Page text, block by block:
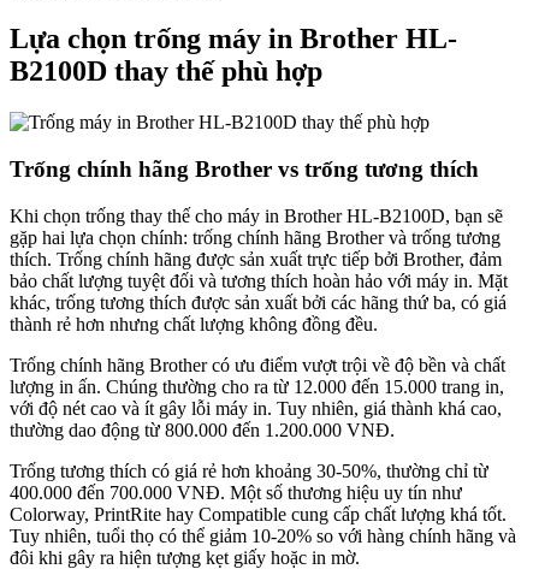
Lựa chọn trống máy in Brother HL-
B2100D thay thế phù hợp
Trống chính hãng Brother vs trống tương thích
Khi chọn trống thay thế cho máy in Brother HL-B2100D, bạn sẽ
gặp hai lựa chọn chính: trống chính hãng Brother và trống tương
thích. Trống chính hãng được sản xuất trực tiếp bởi Brother, đảm
bảo chất lượng tuyệt đối và tương thích hoàn hảo với máy in. Mặt
khác, trống tương thích được sản xuất bởi các hãng thứ ba, có giá
thành rẻ hơn nhưng chất lượng không đồng đều.
Trống chính hãng Brother có ưu điểm vượt trội về độ bền và chất
lượng in ấn. Chúng thường cho ra từ 12.000 đến 15.000 trang in,
với độ nét cao và ít gây lỗi máy in. Tuy nhiên, giá thành khá cao,
thường dao động từ 800.000 đến 1.200.000 VNĐ.
Trống tương thích có giá rẻ hơn khoảng 30-50%, thường chỉ từ
400.000 đến 700.000 VNĐ. Một số thương hiệu uy tín như
Colorway, PrintRite hay Compatible cung cấp chất lượng khá tốt.
Tuy nhiên, tuổi thọ có thể giảm 10-20% so với hàng chính hãng và
đôi khi gây ra hiện tượng kẹt giấy hoặc in mờ.